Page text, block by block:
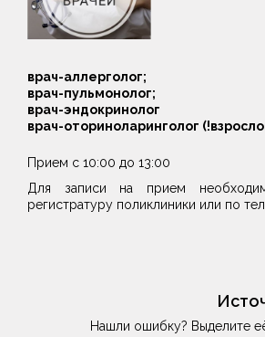
врач-аллерголог;
врач-пульмонолог;
врач-эндокринолог
врач-оториноларинголог
Прием с 10:00 до 13:00
Для записи на прием
регистратуру поликлиники или по
Нашли ошибку? Выделите